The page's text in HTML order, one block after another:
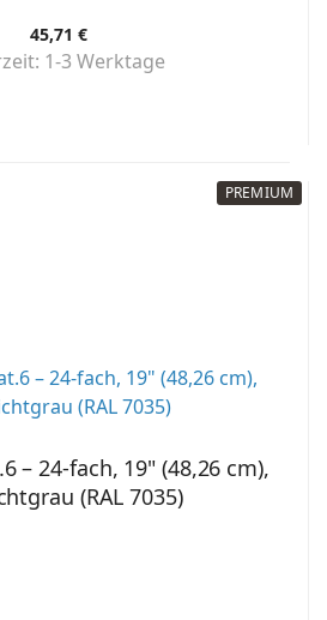
45,71 €
1-3 Werktage
PREMIUM
– 24-fach, 19" (48,26 cm),
(RAL 7035)